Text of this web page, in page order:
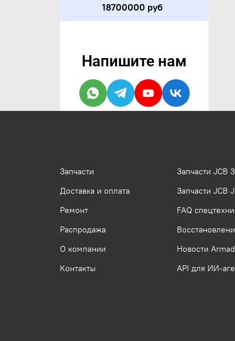
18700000 руб
Напишите нам
Запчасти
Доставка и оплата
Ремонт
Распродажа
О компании
Контакты
Запчасти JCB
Запчасти JCB
FAQ
Новости
API для ИИ-